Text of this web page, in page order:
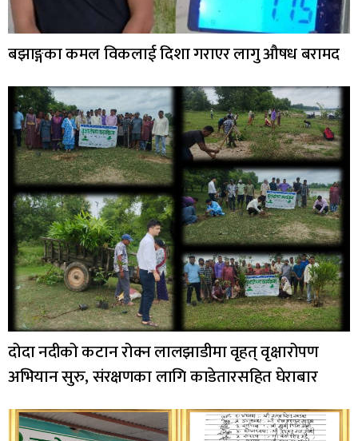
बझाङ्गका कमल विकलाई दिशा गराएर लागु औषध बरामद
दोदा नदीको कटान रोक्न लालझाडीमा वृहत् वृक्षारोपण
अभियान सुरु, संरक्षणका लागि काडेतारसहित घेराबार